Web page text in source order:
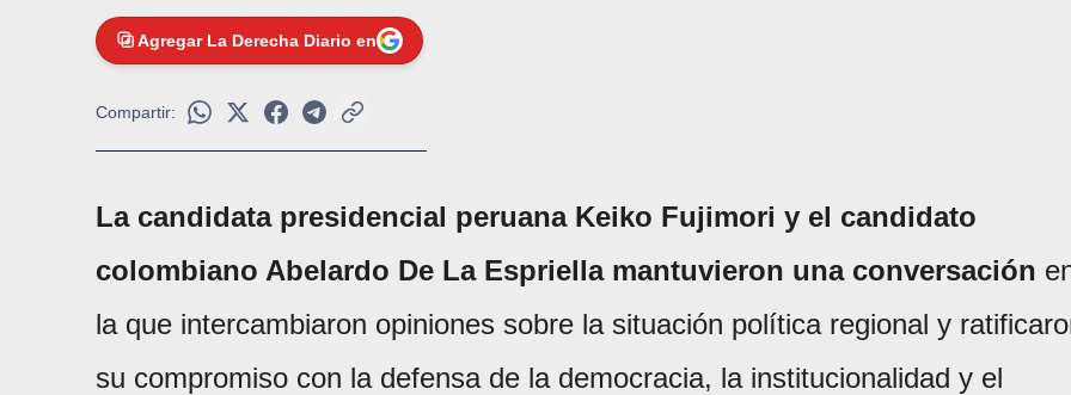
Agregar La Derecha Diario en
Compartir:
La candidata presidencial peruana Keiko Fujimori y el candidato
colombiano Abelardo De La Espriella mantuvieron una conversación
la que intercambiaron opiniones sobre la situación política regional y
su compromiso con la defensa de la democracia, la institucionalidad y el